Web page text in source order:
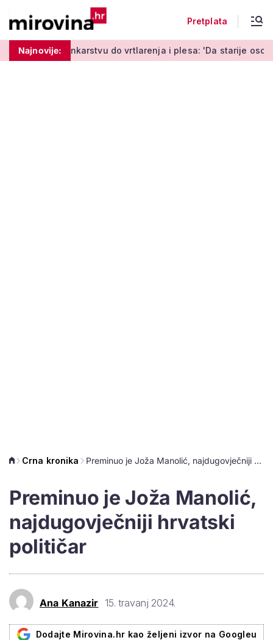
Pretplata
Najnovije:
do vrtlarenja i plesa: 'Da starije osobe ne ostavimo
Crna kronika Preminuo je Joža Manolić, najdugovječniji hrvatski političar
Preminuo je Joža Manolić,
najdugovječniji hrvatski
političar
Ana Kanazir 15. travanj 2024.
Dodajte Mirovina.hr kao željeni izvor na Googleu